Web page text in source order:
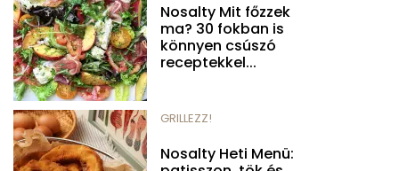
Nosalty Mit főzzek
ma? 30 fokban is
könnyen csúszó
receptekkel...
GRILLEZZ!
Nosalty Heti Menü: